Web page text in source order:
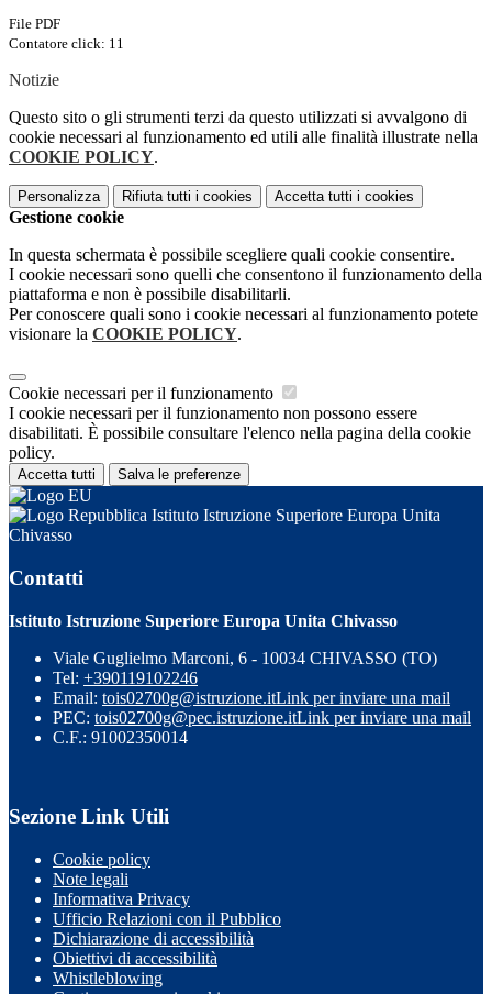
File PDF
Contatore click: 11
Notizie
Questo sito o gli strumenti terzi da questo utilizzati si avvalgono di
cookie necessari al funzionamento ed utili alle finalità illustrate nella
COOKIE POLICY.
Personalizza Rifiuta tutti i cookies Accetta tutti i cookies
Gestione cookie
In questa schermata è possibile scegliere quali cookie consentire.
I cookie necessari sono quelli che consentono il funzionamento della
piattaforma e non è possibile disabilitarli.
Per conoscere quali sono i cookie necessari al funzionamento potete
visionare la COOKIE POLICY.
Cookie necessari per il funzionamento
I cookie necessari per il funzionamento non possono essere
disabilitati. È possibile consultare l'elenco nella pagina della cookie
policy.
Accetta tutti Salva le preferenze
Istituto Istruzione Superiore Europa Unita
Chivasso
Contatti
Istituto Istruzione Superiore Europa Unita Chivasso
Viale Guglielmo Marconi, 6 - 10034 CHIVASSO (TO)
Tel: +390119102246
Email: tois02700g@istruzione.itLink per inviare una mail
PEC: tois02700g@pec.istruzione.itLink per inviare una mail
C.F.: 91002350014
Sezione Link Utili
Cookie policy
Note legali
Informativa Privacy
Ufficio Relazioni con il Pubblico
Dichiarazione di accessibilità
Obiettivi di accessibilità
Whistleblowing